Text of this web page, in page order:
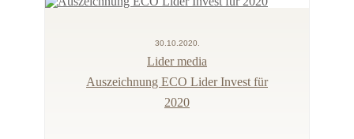
30.10.2020.
Lider media
Auszeichnung ECO Lider Invest für
2020